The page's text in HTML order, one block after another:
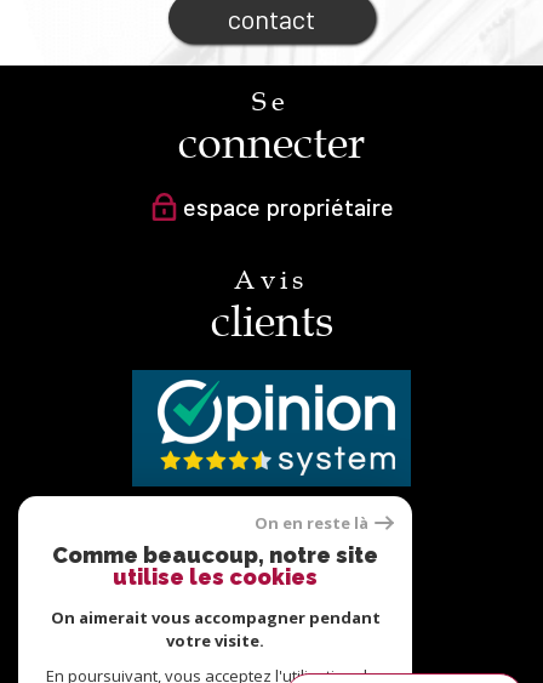
contact
Se
connecter
espace propriétaire
Avis
clients
Nous
adhérons
On en reste là
Comme beaucoup, notre site
utilise les cookies
On aimerait vous accompagner pendant
votre visite.
En poursuivant, vous acceptez l'utilisation des